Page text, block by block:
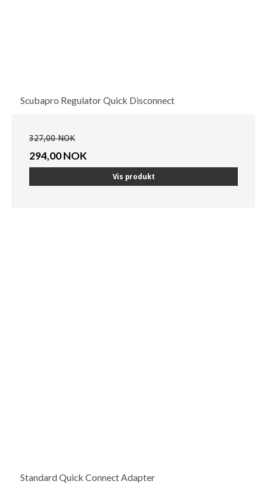
Scubapro Regulator Quick Disconnect
327,00 NOK
294,00 NOK
Vis produkt
Standard Quick Connect Adapter